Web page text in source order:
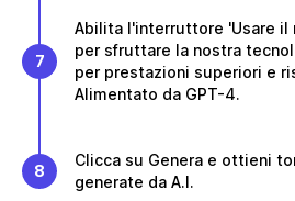
7
Abilita l'interruttore 'Usare il
per sfruttare la nostra
per prestazioni superiori e
Alimentato da GPT-4.
8
Clicca su Genera e ottieni
generate da A.I.